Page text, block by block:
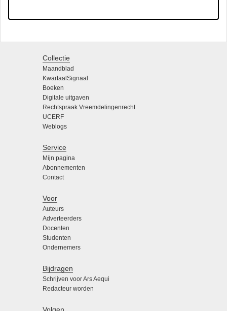
Collectie
Maandblad
KwartaalSignaal
Boeken
Digitale uitgaven
Rechtspraak Vreemdelingenrecht
UCERF
Weblogs
Service
Mijn pagina
Abonnementen
Contact
Voor
Auteurs
Adverteerders
Docenten
Studenten
Ondernemers
Bijdragen
Schrijven voor Ars Aequi
Redacteur worden